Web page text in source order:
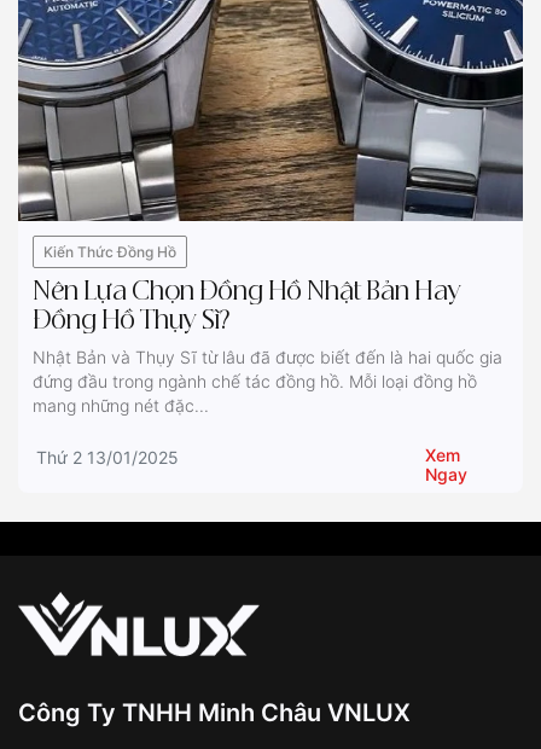
Kiến Thức Đồng Hồ
Nên Lựa Chọn Đồng Hồ Nhật Bản Hay
Đồng Hồ Thụy Sĩ?
Nhật Bản và Thụy Sĩ từ lâu đã được biết đến là hai quốc gia
đứng đầu trong ngành chế tác đồng hồ. Mỗi loại đồng hồ
mang những nét đặc...
Thứ 2 13/01/2025
Xem
Ngay
Công Ty TNHH Minh Châu VNLUX